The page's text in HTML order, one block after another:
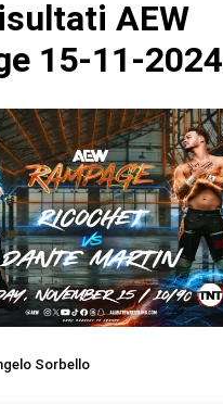
AEW
15-11-2024
Sorbello